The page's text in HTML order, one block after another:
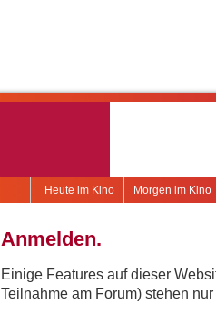
Morgen im Kino
Heute im Kino
Anmelden.
Einige Features auf dieser
Teilnahme am Forum) stehen